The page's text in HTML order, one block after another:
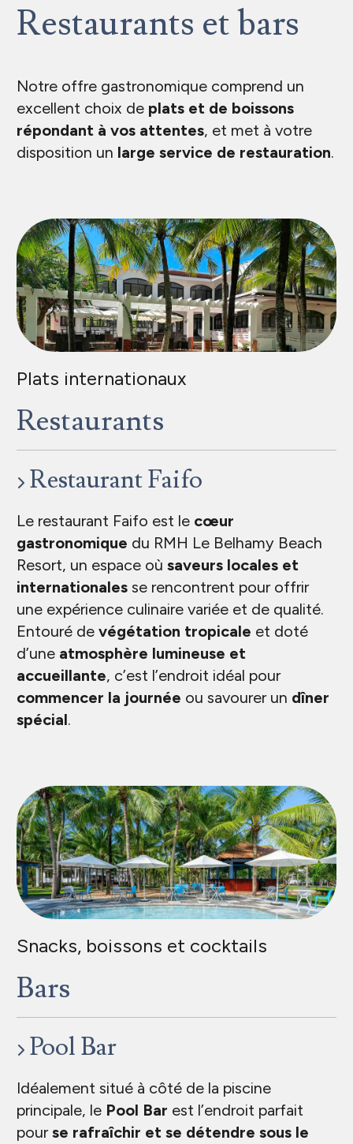
Restaurants et bars
Notre offre gastronomique comprend un
excellent choix deplats et de boissons
répondant à vos attentes, et met à votre
disposition un large service de restauration.
Plats internationaux
Restaurants
Restaurant Faifo
Le restaurant Faifo est lecœur
gastronomique du RMH Le Belhamy Beach
Resort, un espace où saveurs locales et
internationales se rencontrent pour offrir
une expérience culinaire variée et de qualité.
Entouré de végétation tropicale et doté
d’une atmosphère lumineuse et
accueillante, c’est l’endroit idéal pour
commencer la journée ou savourer un dîner
spécial.
Snacks, boissons et cocktails
Bars
Pool Bar
Idéalement situé à côté de la piscine
principale, le Pool Bar est l’endroit parfait
pourse rafraîchir et se détendre sous le